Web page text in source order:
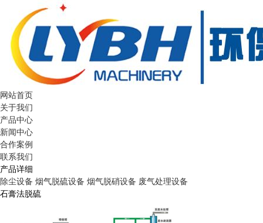
网站首页
关于我们
产品中心
新闻中心
合作案例
联系我们
产品详细
除尘设备 烟气脱硫设备 烟气脱硝设备 废气处理设备
石膏法脱硫